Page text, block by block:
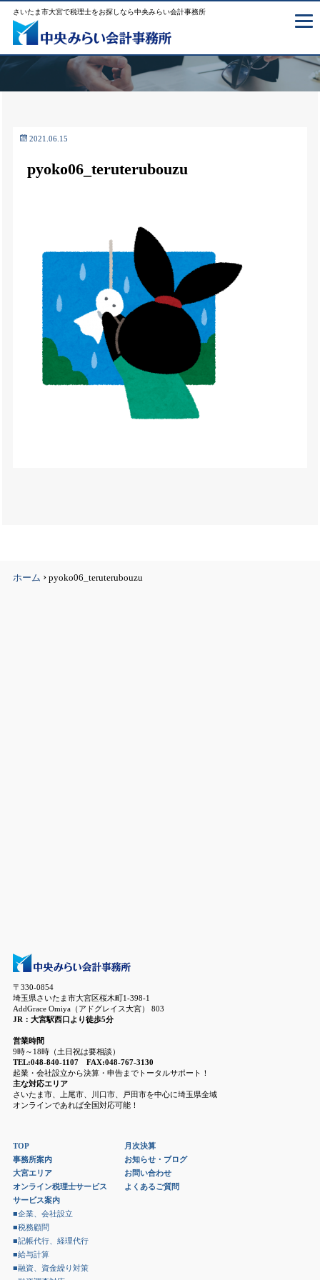
さいたま市大宮で税理士をお探しなら中央みらい会計事務所
2021.06.15
pyoko06_teruterubouzu
ホーム ›pyoko06_teruterubouzu
〒330-0854
埼玉県さいたま市大宮区桜木町1-398-1
AddGrace Omiya（アドグレイス大宮） 803
JR：大宮駅西口より徒歩5分
営業時間
9時～18時（土日祝は要相談）
TEL:048-840-1107 FAX:048-767-3130
起業・会社設立から決算・申告までトータルサポート！
主な対応エリア
さいたま市、上尾市、川口市、戸田市を中心に埼玉県全域
オンラインであれば全国対応可能！
TOP
事務所案内
大宮エリア
オンライン税理士サービス
サービス案内
■企業、会社設立
■税務顧問
■記帳代行、経理代行
■給与計算
■融資、資金繰り対策
月次決算
お知らせ・ブログ
お問い合わせ
よくあるご質問